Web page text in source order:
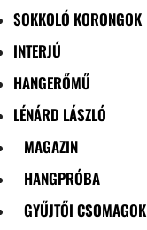
SOKKOLÓ KORONGOK
INTERJÚ
HANGERŐMŰ
LÉNÁRD LÁSZLÓ
MAGAZIN
HANGPRÓBA
GYŰJTŐI CSOMAGOK